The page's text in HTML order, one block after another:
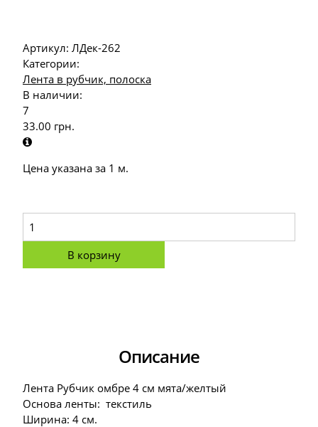
Артикул: ЛДек-262
Категории:
Лента в рубчик, полоска
В наличии:
7
33.00 грн.
Цена указана за 1 м.
В корзину
Описание
Лента Рубчик омбре 4 см мята/желтый
Основа ленты: текстиль
Ширина: 4 см.